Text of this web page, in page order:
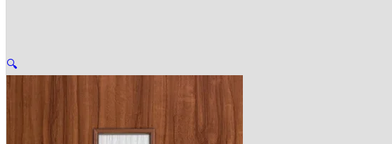
OKUCIA
🔍